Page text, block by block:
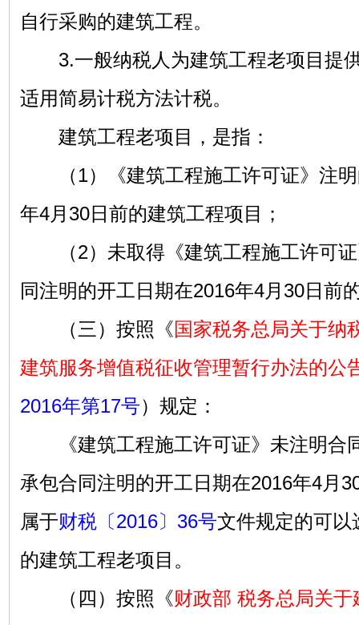
自行采购的建筑工程。
3.一般纳税人为建筑工程老项目提
适用简易计税方法计税。
建筑工程老项目，是指：
（1）《建筑工程施工许可证》注明
年4月30日前的建筑工程项目；
（2）未取得《建筑工程施工许可证
同注明的开工日期在2016年4月30日前
（三）按照《国家税务总局关于纳
建筑服务增值税征收管理暂行办法的公
2016年第17号）规定：
《建筑工程施工许可证》未注明合
承包合同注明的开工日期在2016年4月
属于财税〔2016〕36号文件规定的可以
的建筑工程老项目。
（四）按照《财政部 税务总局关